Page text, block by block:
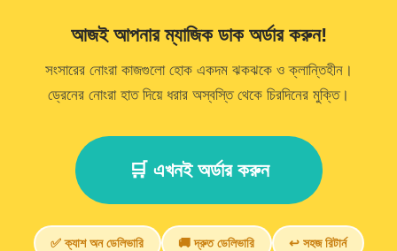
আজই আপনার ম্যাজিক ডাক অর্ডার করুন!
সংসারের নোংরা কাজগুলো হোক একদম ঝকঝকে ও ক্লান্তিহীন।
ড্রেনের নোংরা হাত দিয়ে ধরার অস্বস্তি থেকে চিরদিনের মুক্তি।
🛒 এখনই অর্ডার করুন
✅ ক্যাশ অন ডেলিভারি 🚚 দ্রুত ডেলিভারি ↩️ সহজ রিটার্ন